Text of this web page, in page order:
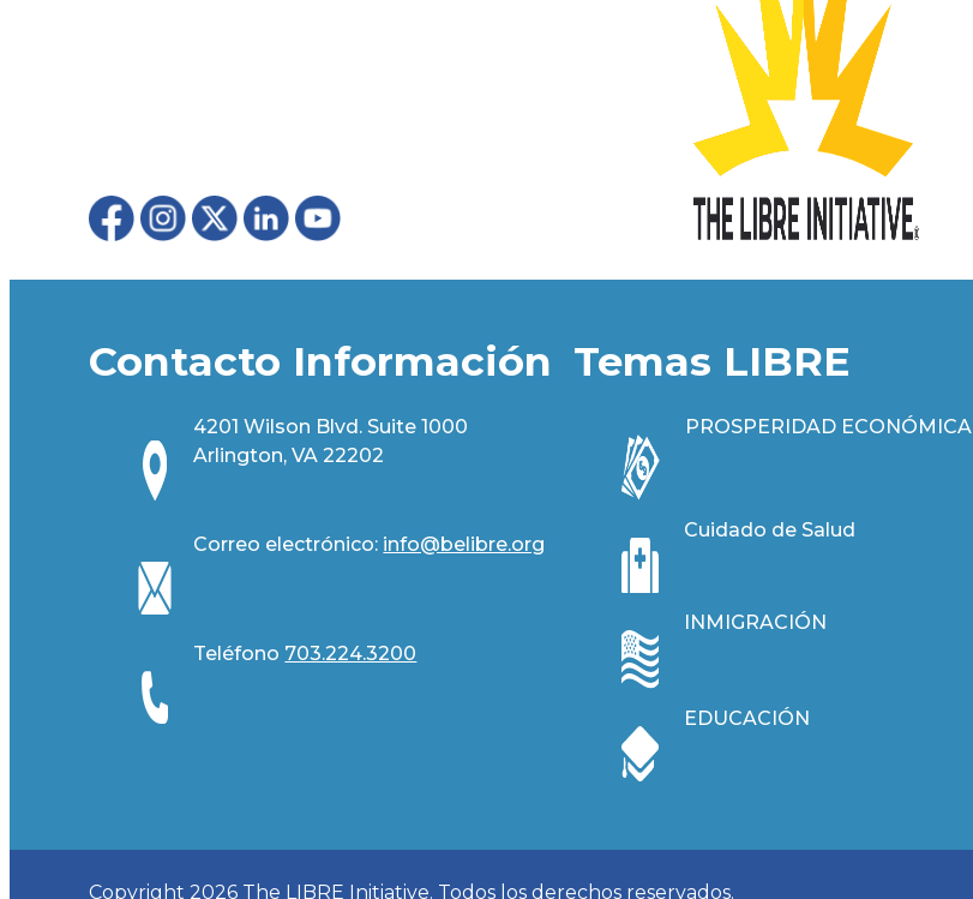
Contacto Información
4201 Wilson Blvd. Suite 1000
Arlington, VA 22202
Correo electrónico: info@belibre.org
Teléfono 703.224.3200
Temas LIBRE
PROSPERIDAD ECONÓMICA
Cuidado de Salud
INMIGRACIÓN
EDUCACIÓN
Copyright 2026 The LIBRE Initiative. Todos los derechos reservados.